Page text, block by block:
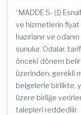
“MADDE 5- (1)
ve hizmetlerin fiyat
hazırlanır ve
sunulur. Odalar,
önceki dönem
üzerinden, gerekli
belgelerle birlikte,
üzere birliğe
talepleri reddedilir.